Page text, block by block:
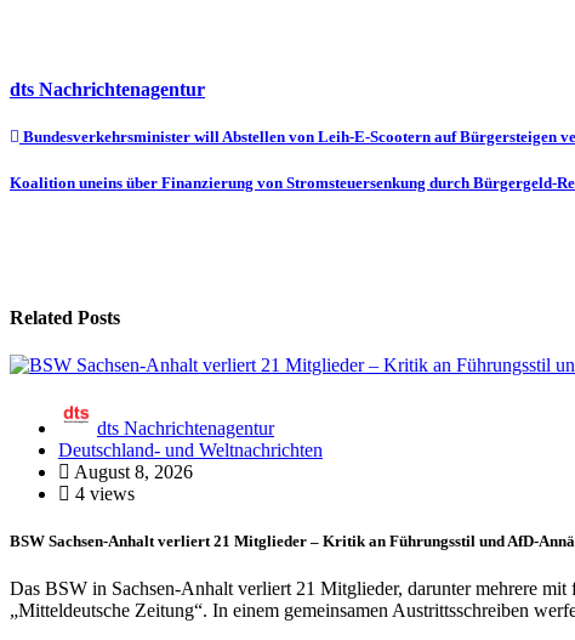
dts Nachrichtenagentur
Beitragsnavigation
Bundesverkehrsminister will Abstellen von Leih-E-Scootern auf Bürgersteigen
Koalition uneins über Finanzierung von Stromsteuersenkung durch Bürgergeld-
Related Posts
dts Nachrichtenagentur
Deutschland- und Weltnachrichten
August 8, 2026
4 views
BSW Sachsen-Anhalt verliert 21 Mitglieder – Kritik an Führungsstil und AfD-
Das BSW in Sachsen-Anhalt verliert 21 Mitglieder, darunter mehrere
„Mitteldeutsche Zeitung“. In einem gemeinsamen Austrittsschreiben